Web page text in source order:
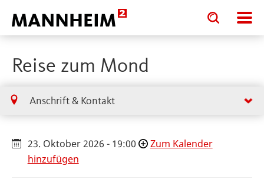
Toggle
search
input
Toggle
search
input
Reise zum Mond
Anschrift & Kontakt
23. Oktober 2026 - 19:00
Zum Kalender
hinzufügen